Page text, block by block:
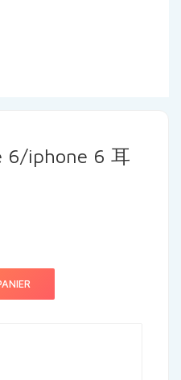
6/iphone 6 耳